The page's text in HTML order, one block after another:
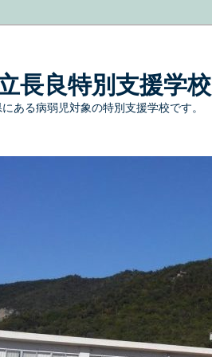
長良特別支援学校
ある病弱児対象の特別支援学校です。